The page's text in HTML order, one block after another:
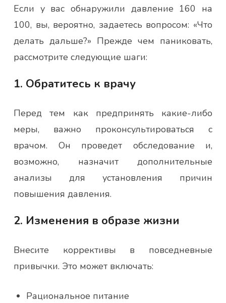
Если у вас обнаружили давление 160 на
100, вы, вероятно, задаетесь вопросом: «Что
делать дальше?» Прежде чем паниковать,
рассмотрите следующие шаги:
1. Обратитесь к врачу
Перед тем как предпринять какие-либо
меры, важно проконсультироваться с
врачом. Он проведет обследование и,
возможно, назначит дополнительные
анализы для установления причин
повышения давления.
2. Изменения в образе жизни
Внесите коррективы в повседневные
привычки. Это может включать:
Рациональное питание